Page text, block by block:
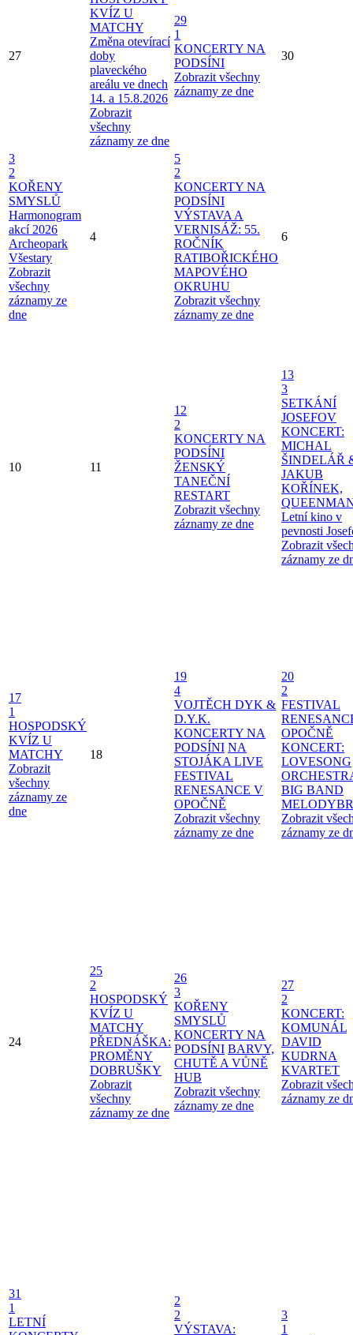
27
KVÍZ U
MATCHY
Změna otevírací
doby
plaveckého
areálu ve dnech
14. a 15.8.2026
Zobrazit
všechny
záznamy ze dne
29
1
KONCERTY NA
PODSÍNI
Zobrazit všechny
záznamy ze dne
30
3
2
KOŘENY
SMYSLŮ
Harmonogram
akcí 2026
Archeopark
Všestary
Zobrazit
všechny
záznamy ze
dne
4
5
2
KONCERTY NA
PODSÍNI
VÝSTAVA A
VERNISÁŽ: 55.
ROČNÍK
RATIBOŘICKÉHO
MAPOVÉHO
OKRUHU
Zobrazit všechny
záznamy ze dne
6
10 11
12
2
KONCERTY NA
PODSÍNI
ŽENSKÝ
TANEČNÍ
RESTART
Zobrazit všechny
záznamy ze dne
13
3
SETKÁNÍ
JOSEFOV
KONCERT:
MICHAL
ŠINDELÁŘ
JAKUB
KOŘÍNEK,
Letní kino v
pevnosti
Zobrazit
záznamy ze
17
1
HOSPODSKÝ
KVÍZ U
MATCHY
Zobrazit
všechny
záznamy ze
dne
18
19
4
VOJTĚCH DYK &
D.Y.K.
KONCERTY NA
PODSÍNI NA
STOJÁKA LIVE
FESTIVAL
RENESANCE V
OPOČNĚ
Zobrazit všechny
záznamy ze dne
20
2
FESTIVAL
OPOČNĚ
KONCERT:
LOVESONG
BIG BAND
Zobrazit
záznamy ze
24
25
2
HOSPODSKÝ
KVÍZ U
MATCHY
PŘEDNÁŠKA:
PROMĚNY
DOBRUŠKY
Zobrazit
všechny
záznamy ze dne
26
3
KOŘENY
SMYSLŮ
KONCERTY NA
PODSÍNI BARVY,
CHUTĚ A VŮNĚ
HUB
Zobrazit všechny
záznamy ze dne
27
2
KONCERT:
KOMUNÁL
DAVID
KUDRNA
KVARTET
Zobrazit
záznamy ze
31
1
LETNÍ
2
2
VÝSTAVA:
3
1